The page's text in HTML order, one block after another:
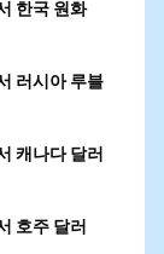
한국 원화
러시아 루블
캐나다 달러
호주 달러